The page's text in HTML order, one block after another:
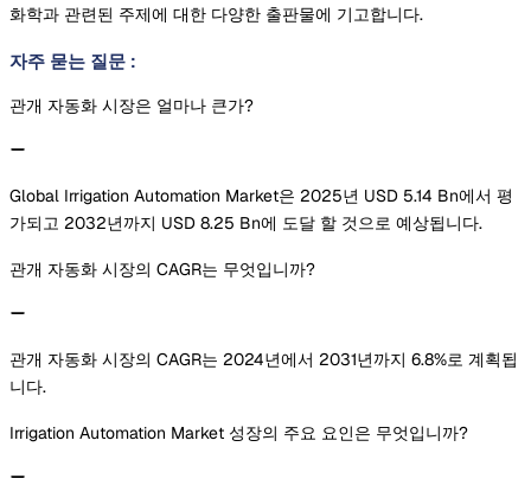
화학과 관련된 주제에 대한 다양한 출판물에 기고합니다.
자주 묻는 질문 :
관개 자동화 시장은 얼마나 큰가?
Global Irrigation Automation Market은 2025년 USD 5.14 Bn에서 평
가되고 2032년까지 USD 8.25 Bn에 도달 할 것으로 예상됩니다.
관개 자동화 시장의 CAGR는 무엇입니까?
관개 자동화 시장의 CAGR는 2024년에서 2031년까지 6.8%로 계획됩
니다.
Irrigation Automation Market 성장의 주요 요인은 무엇입니까?